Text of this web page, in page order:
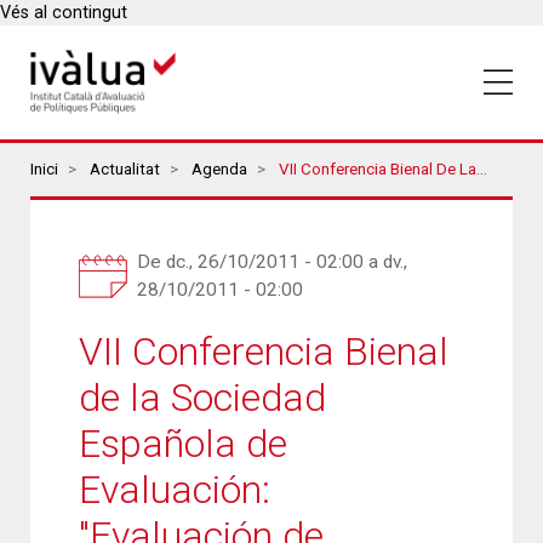
Vés al contingut
Breadcrumbs
Inici Actualitat Agenda VII Conferencia Bienal De La Sociedad Española De Evaluación: "Evaluación De Políticas De Innovación"
De dc., 26/10/2011 - 02:00 a dv.,
28/10/2011 - 02:00
VII Conferencia Bienal
de la Sociedad
Española de
Evaluación: